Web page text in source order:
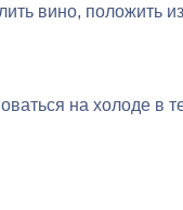
вино, положить
на холоде в